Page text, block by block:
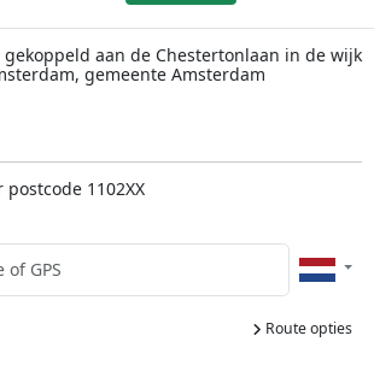
gekoppeld aan de Chestertonlaan in de wijk
gemeente Amsterdam
1102XX
Route opties